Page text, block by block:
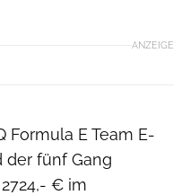
ANZEIGE
Formula E Team E-
der fünf Gang
€ im